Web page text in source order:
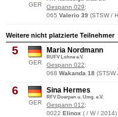
GER Gespann 029:
065 Valerio 39 (STSW /
Weitere nicht platzierte Teilnehmer
5
GER
Maria Nordmann
RUFV Lohne e.V.
Gespann 022:
068 Wakanda 18 (STSW
6
GER
Sina Hermes
RFV Doerpen u. Umg. e.V.
Gespann 012:
0022 Elinox ( / W / 2014)